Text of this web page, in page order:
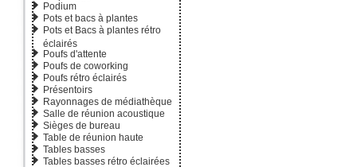
Podium
Pots et bacs à plantes
Pots et Bacs à plantes rétro
éclairés
Poufs d'attente
Poufs de coworking
Poufs rétro éclairés
Présentoirs
Rayonnages de médiathèque
Salle de réunion acoustique
Sièges de bureau
Table de réunion haute
Tables basses
Tables basses rétro éclairées